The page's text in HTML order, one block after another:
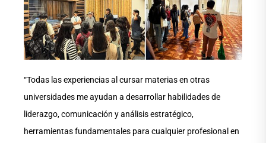
“Todas las experiencias al cursar materias en otras
universidades me ayudan a desarrollar habilidades de
liderazgo, comunicación y análisis estratégico,
herramientas fundamentales para cualquier profesional en